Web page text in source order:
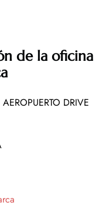
de la oficina
DRIVE